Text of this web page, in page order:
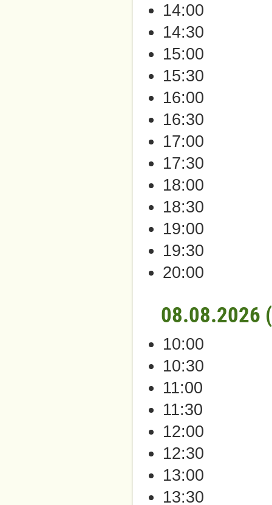
14:00
14:30
15:00
15:30
16:00
16:30
17:00
17:30
18:00
18:30
19:00
19:30
20:00
08.08.2026
10:00
10:30
11:00
11:30
12:00
12:30
13:00
13:30